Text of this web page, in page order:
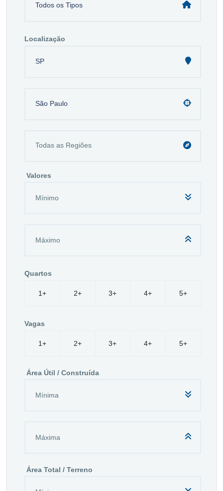
Todos os Tipos
Localização
SP
São Paulo
Valores
Quartos
1+ 2+ 3+ 4+ 5+
Vagas
1+ 2+ 3+ 4+ 5+
Área Útil / Construída
Área Total / Terreno